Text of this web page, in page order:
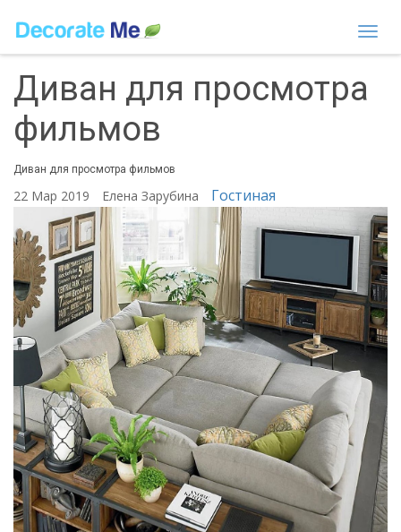
Диван для просмотра
фильмов
Диван для просмотра фильмов
22 Мар 2019 Елена Зарубина Гостиная